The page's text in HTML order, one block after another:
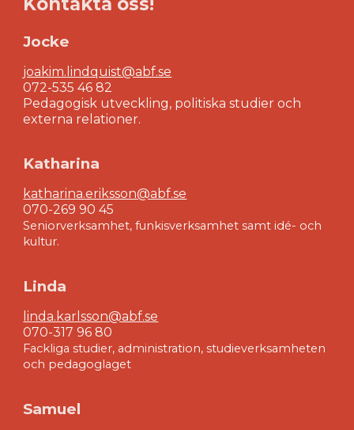
Jocke
joakim.lindquist@abf.se
072-535 46 82
Pedagogisk utveckling, politiska studier och
externa relationer.
Katharina
katharina.eriksson@abf.se
070-269 90 45
Seniorverksamhet, funkisverksamhet samt idé- och
kultur.
Linda
linda.karlsson@abf.se
070-317 96 80
Fackliga studier, administration, studieverksamheten
och pedagoglaget
Samuel